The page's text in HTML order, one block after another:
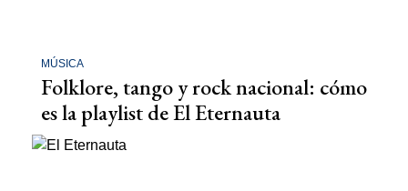
MÚSICA
Folklore, tango y rock nacional: cómo
es la playlist de El Eternauta